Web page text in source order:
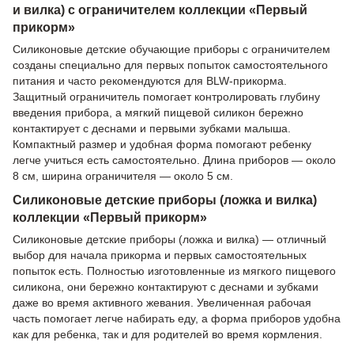
и вилка) с ограничителем коллекции «Первый
прикорм»
Силиконовые детские обучающие приборы с ограничителем
созданы специально для первых попыток самостоятельного
питания и часто рекомендуются для BLW-прикорма.
Защитный ограничитель помогает контролировать глубину
введения прибора, а мягкий пищевой силикон бережно
контактирует с деснами и первыми зубками малыша.
Компактный размер и удобная форма помогают ребенку
легче учиться есть самостоятельно. Длина приборов — около
8 см, ширина ограничителя — около 5 см.
Силиконовые детские приборы (ложка и вилка)
коллекции «Первый прикорм»
Силиконовые детские приборы (ложка и вилка) — отличный
выбор для начала прикорма и первых самостоятельных
попыток есть. Полностью изготовленные из мягкого пищевого
силикона, они бережно контактируют с деснами и зубками
даже во время активного жевания. Увеличенная рабочая
часть помогает легче набирать еду, а форма приборов удобна
как для ребенка, так и для родителей во время кормления.